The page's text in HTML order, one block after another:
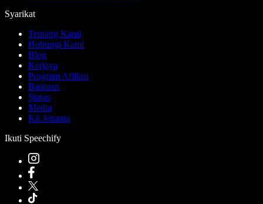
Syarikat
Tentang Kami
Hubungi Kami
Blog
Kerjaya
Program Afiliasi
Bantuan
Status
Media
Kit Jenama
Ikuti Speechify